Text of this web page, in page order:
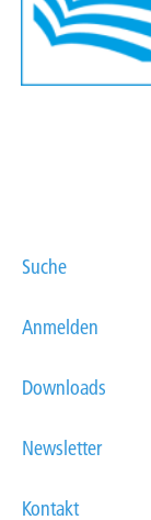
Suche
Anmelden
Downloads
Newsletter
Kontakt